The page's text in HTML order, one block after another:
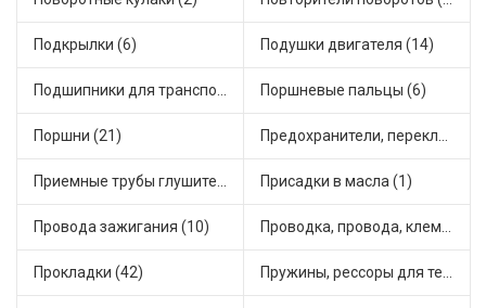
Подкрылки (6) Подушки двигателя (14)
Подшипники для транспорта (43) Поршневые пальцы (6)
Поршни (21) Предохранители, переключатели, кнопки автомобильные (40)
Приемные трубы глушителя (5) Присадки в масла (1)
Провода зажигания (10) Проводка, провода, клеммы и разъемы (23)
Прокладки (42) Пружины, рессоры для техники (29)